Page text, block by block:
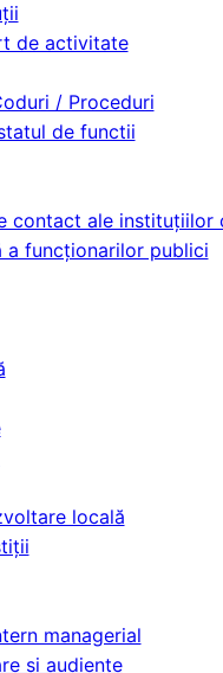
de activitate
/ Proceduri
de functii
contact ale instituțiilor
a funcţionarilor publici
locală
managerial
și audiențe